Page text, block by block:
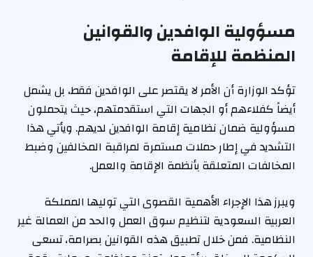
مسؤولية الوافدين والقوانين
المنظمة للإقامة
تؤكد الوزارة أن الأمر لا يقتصر على الوافدين فقط، بل يشمل
أيضاً كفلاءهم أو الجهات التي استقدمتهم، حيث يتحملون
مسؤولية ضمان نظامية إقامة الوافدين لديهم. ويأتي هذا
التشديد في إطار حملات مستمرة لمراقبة المخالفين وضبط
المخالفات المتعلقة بأنظمة الإقامة والعمل.
ويبرز هذا الإجراء الأهمية القصوى التي توليها المملكة
العربية السعودية لتنظيم سوق العمل والحد من العمالة غير
النظامية. فمن خلال تطبيق هذه القوانين بصرامة، تسعى